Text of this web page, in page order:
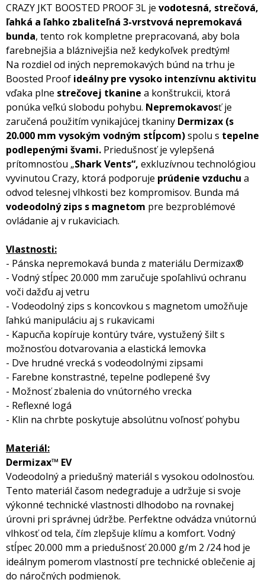
CRAZY JKT BOOSTED PROOF 3L je vodotesná, strečová,
ľahká a ľahko zbaliteľná 3-vrstvová nepremokavá
bunda, tento rok kompletne prepracovaná, aby bola
farebnejšia a bláznivejšia než kedykoľvek predtým!
Na rozdiel od iných nepremokavých búnd na trhu je
Boosted Proof ideálny pre vysoko intenzívnu aktivitu
vďaka plne strečovej tkanine a konštrukcii, ktorá
ponúka veľkú slobodu pohybu. Nepremokavosť je
zaručená použitím vynikajúcej tkaniny Dermizax (s
20.000 mm vysokým vodným stĺpcom)spolu s tepelne
podlepenými švami. Priedušnosť je vylepšená
prítomnosťou „Shark Vents“, exkluzívnou technológiou
vyvinutou Crazy, ktorá podporuje prúdenie vzduchu a
odvod telesnej vlhkosti bez kompromisov. Bunda má
vodeodolný zips s magnetom pre bezproblémové
ovládanie aj v rukaviciach.
Vlastnosti:
- Pánska nepremokavá bunda z materiálu Dermizax®
- Vodný stĺpec 20.000 mm zaručuje spoľahlivú ochranu
voči dažďu aj vetru
- Vodeodolný zips s koncovkou s magnetom umožňuje
ľahkú manipuláciu aj s rukavicami
- Kapucňa kopíruje kontúry tváre, vystužený šilt s
možnosťou dotvarovania a elastická lemovka
- Dve hrudné vrecká s vodeodolnými zipsami
- Farebne konstrastné, tepelne podlepené švy
- Možnosť zbalenia do vnútorného vrecka
- Reflexné logá
- Klin na chrbte poskytuje absolútnu voľnosť pohybu
Materiál:
Dermizax™ EV
Vodeodolný a priedušný materiál s vysokou odolnosťou.
Tento materiál časom nedegraduje a udržuje si svoje
výkonné technické vlastnosti dlhodobo na rovnakej
úrovni pri správnej údržbe. Perfektne odvádza vnútornú
vlhkosť od tela, čím zlepšuje klímu a komfort. Vodný
stĺpec 20.000 mm a priedušnosť 20.000 g/m 2 /24 hod je
ideálnym pomerom vlastností pre technické oblečenie aj
do náročných podmienok.